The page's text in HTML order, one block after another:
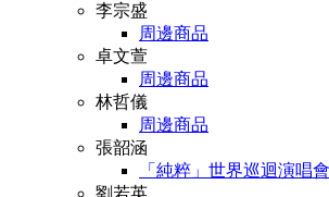
李宗盛
周邊商品
卓文萱
周邊商品
林哲儀
周邊商品
張韶涵
「純粹」世界巡迴演唱會
劉若英